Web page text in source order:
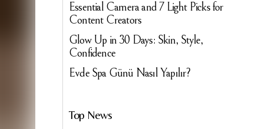
Essential Camera and 7 Light Picks for
Content Creators
Glow Up in 30 Days: Skin, Style,
Confidence
Evde Spa Günü Nasıl Yapılır?
Top News